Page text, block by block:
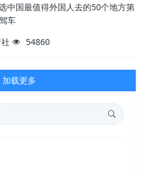
中国最值得外国人去的50个地方第
车
54860
加载更多